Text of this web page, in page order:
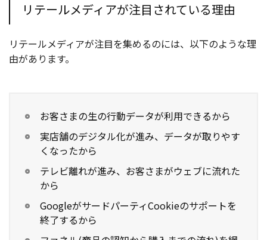
リテールメディアが注目されている理由
リテールメディアが注目を集めるのには、以下のような理
由があります。
お客さまの生の行動データが利用できるから
実店舗のデジタル化が進み、データが取りやす
くなったから
テレビ離れが進み、お客さまがウェブに流れた
から
GoogleがサードパーティCookieのサポートを
終了するから